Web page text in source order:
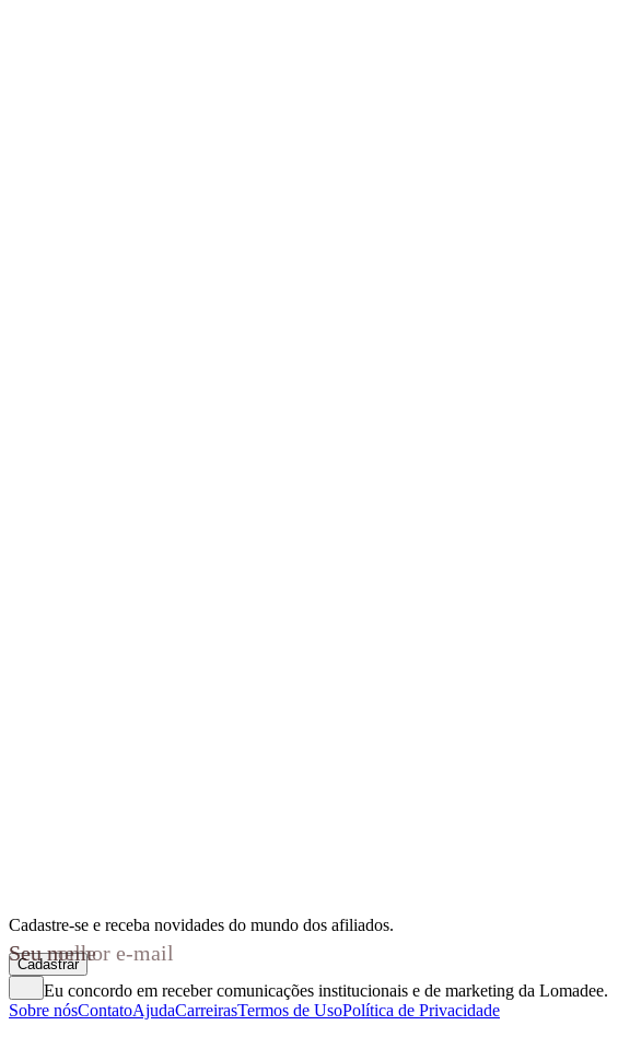
Cadastre-se e receba novidades do mundo dos afiliados.
Seu nome
Seu melhor e-mail
Cadastrar
Eu concordo em receber comunicações institucionais e de marketing da Lomadee.
Sobre nósContatoAjudaCarreirasTermos de UsoPolítica de Privacidade